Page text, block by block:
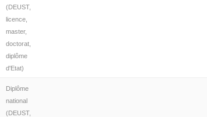
(DEUST,
licence,
master,
doctorat,
diplôme
d'Etat)
Diplôme
national
(DEUST,